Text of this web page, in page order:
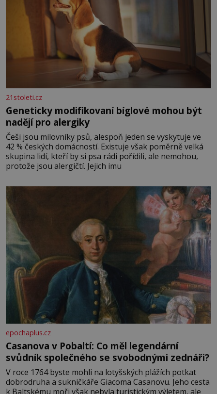
21stoleti.cz
Geneticky modifikovaní bíglové mohou být
nadějí pro alergiky
Češi jsou milovníky psů, alespoň jeden se vyskytuje ve
42 % českých domácností. Existuje však poměrně velká
skupina lidí, kteří by si psa rádi pořídili, ale nemohou,
protože jsou alergičtí. Jejich imu
epochaplus.cz
Casanova v Pobaltí: Co měl legendární
svůdník společného se svobodnými zednáři?
V roce 1764 byste mohli na lotyšských plážích potkat
dobrodruha a sukničkáře Giacoma Casanovu. Jeho cesta
k Baltskému moři však nebyla turistickým výletem, ale